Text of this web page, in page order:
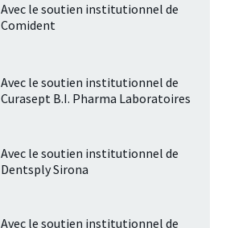
Avec le soutien institutionnel de
Comident
Avec le soutien institutionnel de
Curasept B.I. Pharma Laboratoires
Avec le soutien institutionnel de
Dentsply Sirona
Avec le soutien institutionnel de